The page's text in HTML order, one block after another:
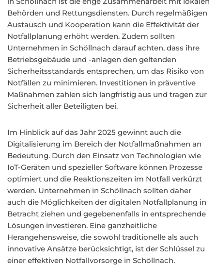
Behörden und Rettungsdiensten. Durch regelmäßigen
Austausch und Kooperation kann die Effektivität der
Notfallplanung erhöht werden. Zudem sollten
Unternehmen in Schöllnach darauf achten, dass ihre
Betriebsgebäude und -anlagen den geltenden
Sicherheitsstandards entsprechen, um das Risiko von
Notfällen zu minimieren. Investitionen in präventive
Maßnahmen zahlen sich langfristig aus und tragen zur
Sicherheit aller Beteiligten bei.
Im Hinblick auf das Jahr 2025 gewinnt auch die
Digitalisierung im Bereich der Notfallmaßnahmen an
Bedeutung. Durch den Einsatz von Technologien wie
IoT-Geräten und spezieller Software können Prozesse
optimiert und die Reaktionszeiten im Notfall verkürzt
werden. Unternehmen in Schöllnach sollten daher
auch die Möglichkeiten der digitalen Notfallplanung in
Betracht ziehen und gegebenenfalls in entsprechende
Lösungen investieren. Eine ganzheitliche
Herangehensweise, die sowohl traditionelle als auch
innovative Ansätze berücksichtigt, ist der Schlüssel zu
einer effektiven Notfallvorsorge in Schöllnach.